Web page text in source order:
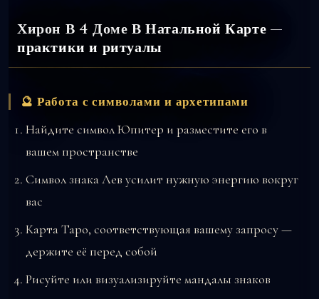
Хирон В 4 Доме В Натальной Карте —
практики и ритуалы
🔮 Работа с символами и архетипами
Найдите символ Юпитер и разместите его в
вашем пространстве
Символ знака Лев усилит нужную энергию вокруг
вас
Карта Таро, соответствующая вашему запросу —
держите её перед собой
Рисуйте или визуализируйте мандалы знаков